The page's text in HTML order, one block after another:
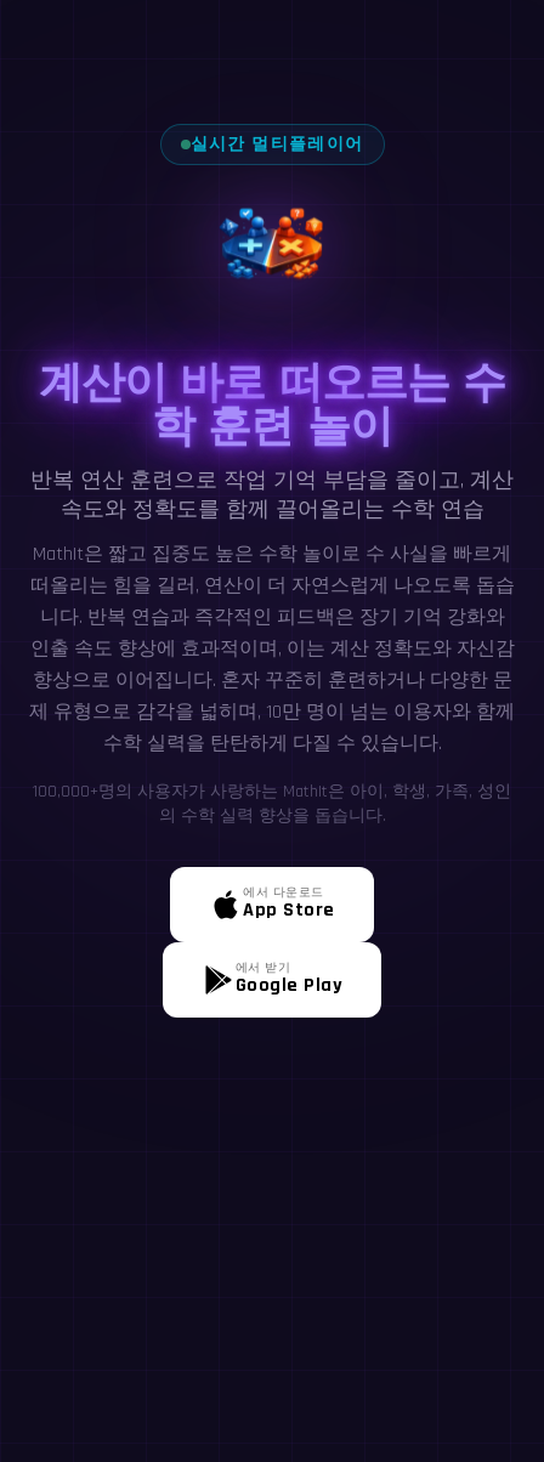
실시간 멀티플레이어
계산이 바로 떠오르는 수
학 훈련 놀이
반복 연산 훈련으로 작업 기억 부담을 줄이고, 계산
속도와 정확도를 함께 끌어올리는 수학 연습
MathIt은 짧고 집중도 높은 수학 놀이로 수 사실을 빠르게
떠올리는 힘을 길러, 연산이 더 자연스럽게 나오도록 돕습
니다. 반복 연습과 즉각적인 피드백은 장기 기억 강화와
인출 속도 향상에 효과적이며, 이는 계산 정확도와 자신감
향상으로 이어집니다. 혼자 꾸준히 훈련하거나 다양한 문
제 유형으로 감각을 넓히며, 10만 명이 넘는 이용자와 함께
수학 실력을 탄탄하게 다질 수 있습니다.
100,000+명의 사용자가 사랑하는 MathIt은 아이, 학생, 가족, 성인
의 수학 실력 향상을 돕습니다.
에서 다운로드
App Store
에서 받기
Google Play